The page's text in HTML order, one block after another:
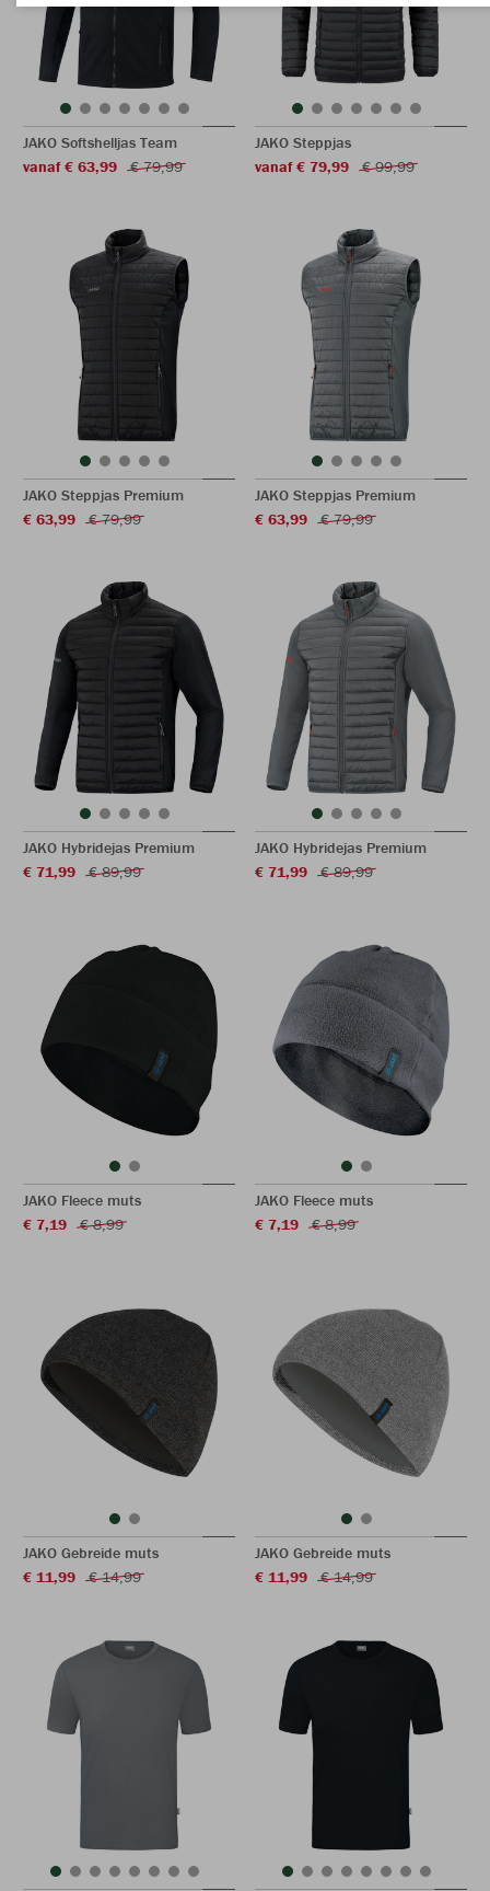
JAKO Softshelljas Team
vanaf € 63,99
€ 79,99
JAKO Steppjas
vanaf € 79,99
€ 99,99
JAKO Steppjas Premium
€ 63,99
€ 79,99
JAKO Steppjas Premium
€ 63,99
€ 79,99
JAKO Hybridejas Premium
€ 71,99
€ 89,99
JAKO Hybridejas Premium
€ 71,99
€ 89,99
JAKO Fleece muts
€ 7,19
€ 8,99
JAKO Fleece muts
€ 7,19
€ 8,99
JAKO Gebreide muts
€ 11,99
€ 14,99
JAKO Gebreide muts
€ 11,99
€ 14,99